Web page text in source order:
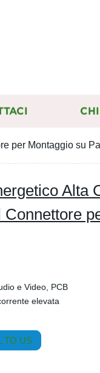
per Montaggio su
Alta
e Video, PCB
elevata
TO US